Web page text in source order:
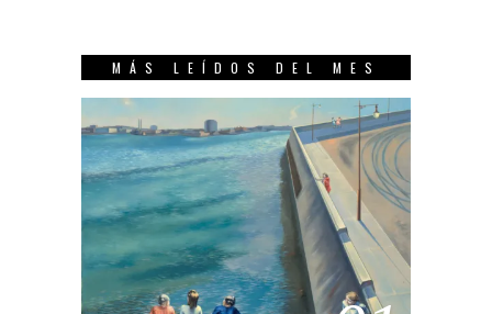
MÁS LEÍDOS DEL MES